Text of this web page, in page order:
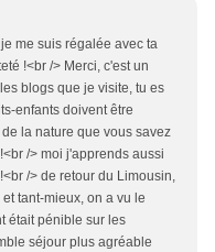
me suis régalée avec ta
!<br /> Merci, c'est un
blogs que je visite, tu es
enfants doivent être
la nature que vous savez
/> moi j'apprends aussi
/> de retour du Limousin,
tant-mieux, on a vu le
était pénible sur les
séjour plus agréable